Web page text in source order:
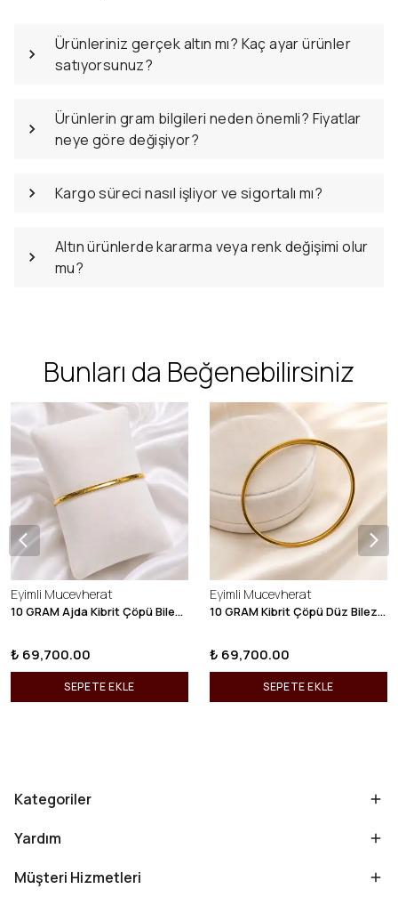
Ürünleriniz gerçek altın mı? Kaç ayar ürünler
satıyorsunuz?
Ürünlerin gram bilgileri neden önemli? Fiyatlar
neye göre değişiyor?
Kargo süreci nasıl işliyor ve sigortalı mı?
Altın ürünlerde kararma veya renk değişimi olur
mu?
Bunları da Beğenebilirsiniz
Eyimli Mucevherat
10 GRAM Ajda Kibrit Çöpü Bilezik 22 Ayar 22BLZ003
₺ 69,700.00
SEPETE EKLE
Eyimli Mucevherat
10 GRAM Kibrit Çöpü Düz Bilezik 22 Ayar 22BLZ001
₺ 69,700.00
SEPETE EKLE
Kategoriler
Yardım
Müşteri Hizmetleri